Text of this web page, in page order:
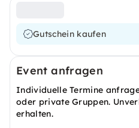
Gutschein kaufen
Event anfragen
Individuelle Termine
oder private Gruppen.
erhalten.